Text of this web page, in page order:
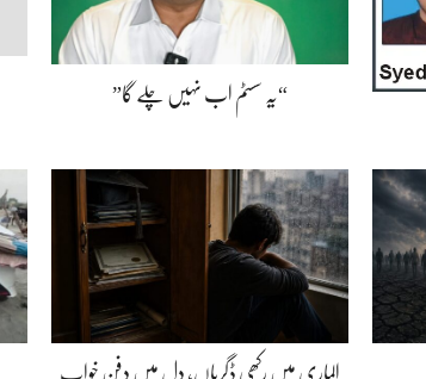
“یہ سسٹم اب نہیں چلے گا”
الماری میں رکھی ڈگریاں، دل میں دفن خواب